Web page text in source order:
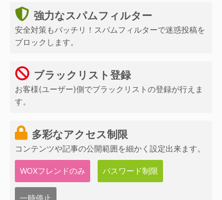
強力なスパムフィルター
安全対策もバッチリ！スパムフィルターで迷惑投稿を
ブロックします。
ブラックリスト登録
お客様(ユーザー)側でブラックリストの登録が行えま
す。
多彩なアクセス制限
コンテンツや記事の公開範囲を細かく設定出来ます。
WOXフレンドのみ パスワード制限
一時停止